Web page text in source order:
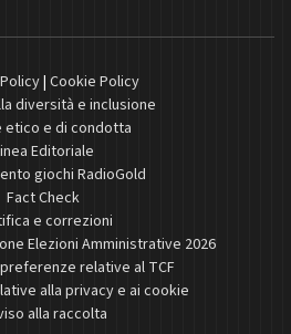
| Cookie Policy
diversità e inclusione
etico e di condotta
Editoriale
giochi RadioGold
Fact Check
e correzioni
Elezioni Amministrative 2026
relative al TCF
alla privacy e ai cookie
alla raccolta